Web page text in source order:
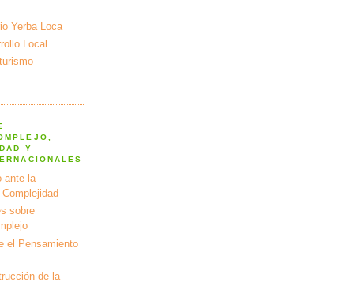
Yerba Loca
Local
Y
ante la
sobre
el Pensamiento
de la